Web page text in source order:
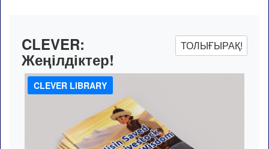
CLEVER:
Жеңілдіктер!
ТОЛЫҒЫРАҚ!
CLEVER LIBRARY